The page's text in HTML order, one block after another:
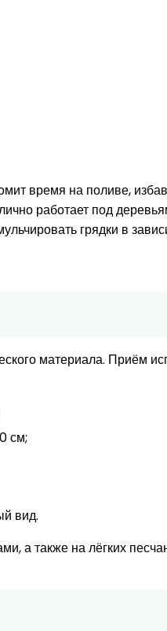
время на поливе,
работает под
грядки в
материала. Приём
см;
вид.
а также на лёгких